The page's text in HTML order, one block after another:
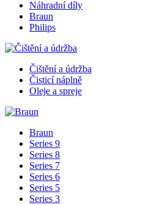
Náhradní díly
Braun
Philips
Čištění a údržba
Čisticí náplně
Oleje a spreje
Braun
Series 9
Series 8
Series 7
Series 6
Series 5
Series 3